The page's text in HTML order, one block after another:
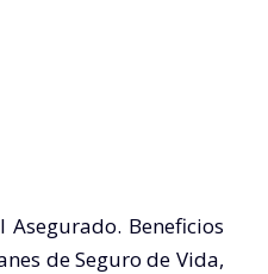
Beneficios
de Seguro de Vida,